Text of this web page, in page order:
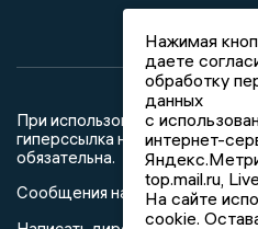
При использовании любого
гиперссылка на Сетевое
обязательна.
Сообщения на сером фоне
Нажимая
даете
обработку
данных
с
интернет-
top.mail.ru,
На сайте
cookie.